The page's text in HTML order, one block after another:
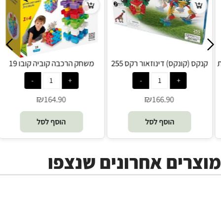
קנקס (קונקס) דינוזאור רקס 255
חלקים - K'nex
₪166.90
הוסף לסל
גלגלי שיניים קליידוסקופ (מדבקות
₪149.90
הוסף לסל
מוצרים אחרונים שנצפו